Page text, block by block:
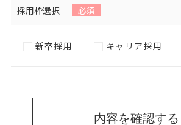
採用枠選択 必須
新卒採用 キャリア採用